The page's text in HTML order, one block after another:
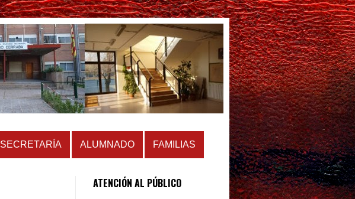
SECRETARÍA ALUMNADO FAMILIAS
ATENCIÓN AL PÚBLICO